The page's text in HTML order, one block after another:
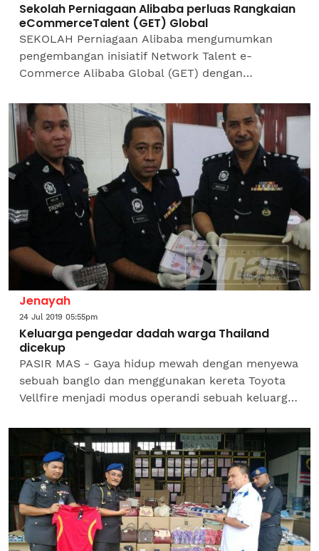
Sekolah Perniagaan Alibaba perluas Rangkaian
eCommerceTalent (GET) Global
SEKOLAH Perniagaan Alibaba mengumumkan
pengembangan inisiatif Network Talent e-
Commerce Alibaba Global (GET) dengan
Alibaba sempena Minggu Kerjasama...
Jenayah
24 Jul 2019 05:55pm
Keluarga pengedar dadah warga Thailand
dicekup
PASIR MAS - Gaya hidup mewah dengan menyewa
sebuah banglo dan menggunakan kereta Toyota
Vellfire menjadi modus operandi sebuah keluarga
pengedaran dadah...